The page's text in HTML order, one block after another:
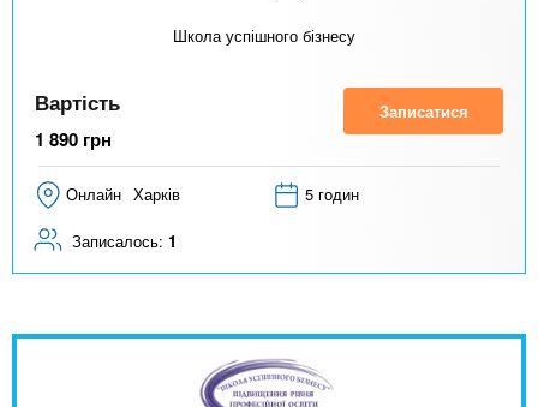
Школа успішного бізнесу
Вартість
1 890 грн
Записатися
Онлайн Харків 5 годин
Записалось: 1